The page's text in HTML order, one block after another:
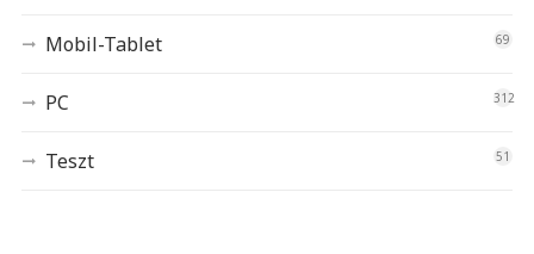
Mobil-Tablet 69
PC 312
Teszt 51